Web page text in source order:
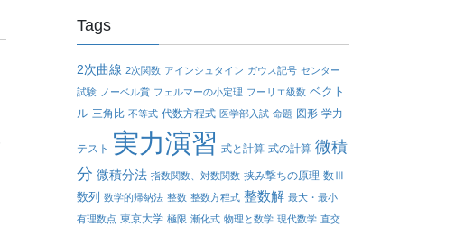
Tags
2次曲線 2次関数 アインシュタイン ガウス記号 センター
試験 ノーベル賞 フェルマーの小定理 フーリエ級数 ベクト
ル 三角比 不等式 代数方程式 医学部入試 命題 図形 学力
テスト 実力演習 式と計算 式の計算 微積
分 微積分法 指数関数、対数関数 挟み撃ちの原理 数Ⅲ
数列 数学的帰納法 整数 整数方程式 整数解 最大・最小
有理数点 東京大学 極限 漸化式 物理と数学 現代数学 直交